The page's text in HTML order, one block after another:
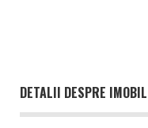
DETALII DESPRE IMOBIL